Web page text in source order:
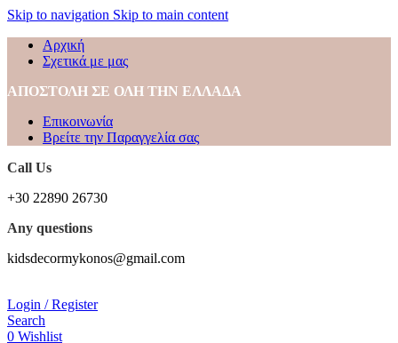
Skip to navigation Skip to main content
Αρχική
Σχετικά με μας
ΑΠΟΣΤΟΛΗ ΣΕ ΟΛΗ ΤΗΝ ΕΛΛΑΔΑ
Επικοινωνία
Βρείτε την Παραγγελία σας
Call Us
+30 22890 26730
Any questions
kidsdecormykonos@gmail.com
Login / Register
Search
0 Wishlist